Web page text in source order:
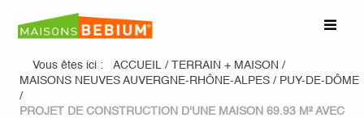
Vous êtes ici : ACCUEIL / TERRAIN + MAISON /
MAISONS NEUVES AUVERGNE-RHÔNE-ALPES / PUY-DE-DÔME
/
PROJET DE CONSTRUCTION D'UNE MAISON 69.93 M² AVEC